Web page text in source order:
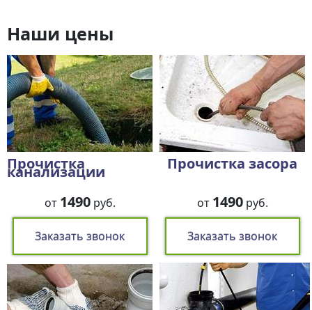
Наши цены
Прочистка
канализации
от 1490руб.
Заказать звонок
Прочистка засора
от 1490руб.
Заказать звонок